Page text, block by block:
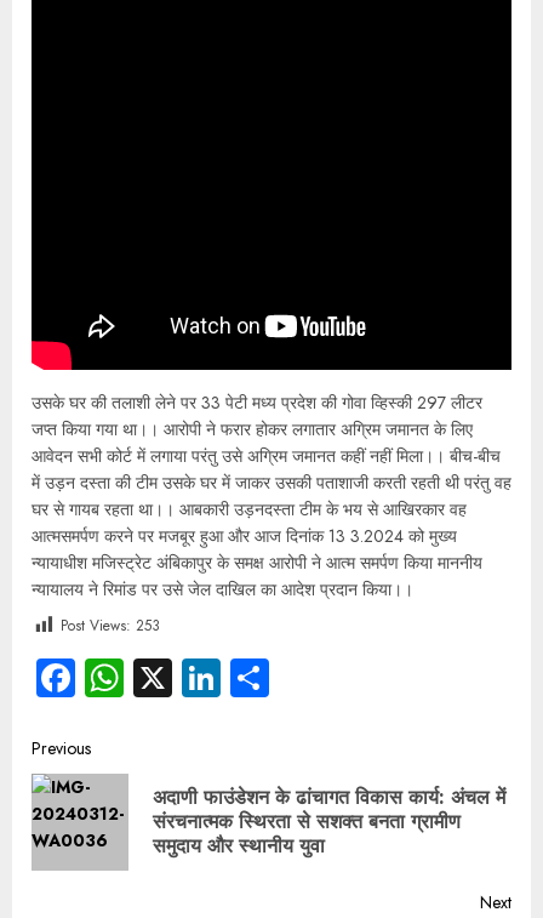
उसके घर की तलाशी लेने पर 33 पेटी मध्य प्रदेश की गोवा व्हिस्की 297 लीटर
जप्त किया गया था।। आरोपी ने फरार होकर लगातार अग्रिम जमानत के लिए
आवेदन सभी कोर्ट में लगाया परंतु उसे अग्रिम जमानत कहीं नहीं मिला।। बीच-बीच
में उड़न दस्ता की टीम उसके घर में जाकर उसकी पताशाजी करती रहती थी परंतु वह
घर से गायब रहता था।। आबकारी उड़नदस्ता टीम के भय से आखिरकार वह
आत्मसमर्पण करने पर मजबूर हुआ और आज दिनांक 13 3.2024 को मुख्य
न्यायाधीश मजिस्ट्रेट अंबिकापुर के समक्ष आरोपी ने आत्म समर्पण किया माननीय
न्यायालय ने रिमांड पर उसे जेल दाखिल का आदेश प्रदान किया।।
Post Views: 253
Facebook
WhatsApp
X LinkedIn
Previous
अदाणी फाउंडेशन के ढांचागत विकास कार्य: अंचल में
संरचनात्मक स्थिरता से सशक्त बनता ग्रामीण
समुदाय और स्थानीय युवा
Next